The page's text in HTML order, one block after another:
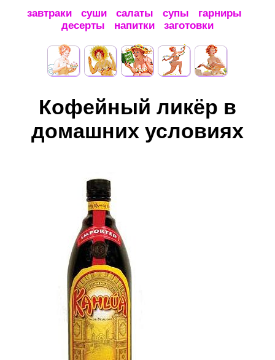
завтраки суши салаты супы
гарниры
десерты
напитки заготовки
Кофейный ликёр в
домашних условиях